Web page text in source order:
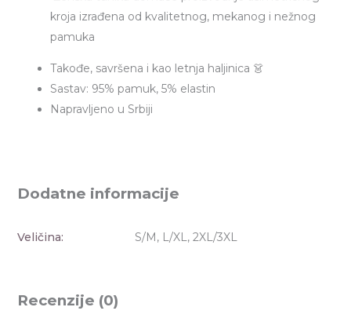
kroja izrađena od kvalitetnog, mekanog i nežnog
pamuka
Takođe, savršena i kao letnja haljinica 👗
Sastav: 95% pamuk, 5% elastin
Napravljeno u Srbiji
Dodatne informacije
Veličina: S/M, L/XL, 2XL/3XL
Recenzije (0)